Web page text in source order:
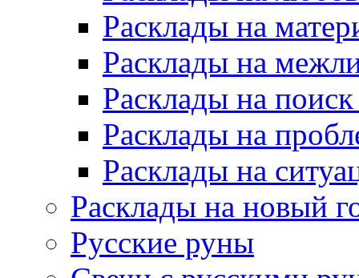
Расклады на
Расклады на
Расклады на
Расклады на
Расклады на
Расклады на новый
Русские руны